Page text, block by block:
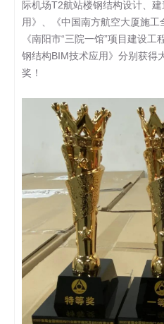
际机场T2航站楼钢结构设计、
用》、《中国南方航空大厦施工
《南阳市“三院一馆”项目建设工
钢结构BIM技术应用》分别获得
奖！